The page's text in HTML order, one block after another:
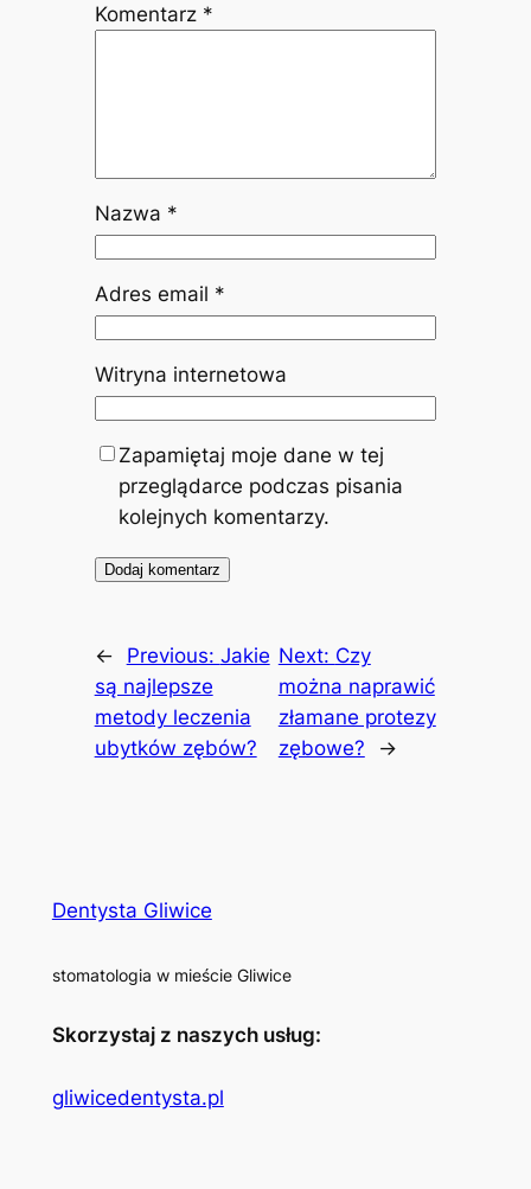
Komentarz *
Nazwa *
Adres email *
Witryna internetowa
Zapamiętaj moje dane w tej
przeglądarce podczas pisania
kolejnych komentarzy.
← Previous: Jakie
są najlepsze
metody leczenia
ubytków zębów?
Next: Czy
można naprawić
złamane protezy
zębowe?
→
Dentysta Gliwice
stomatologia w mieście Gliwice
Skorzystaj z naszych usług:
gliwicedentysta.pl